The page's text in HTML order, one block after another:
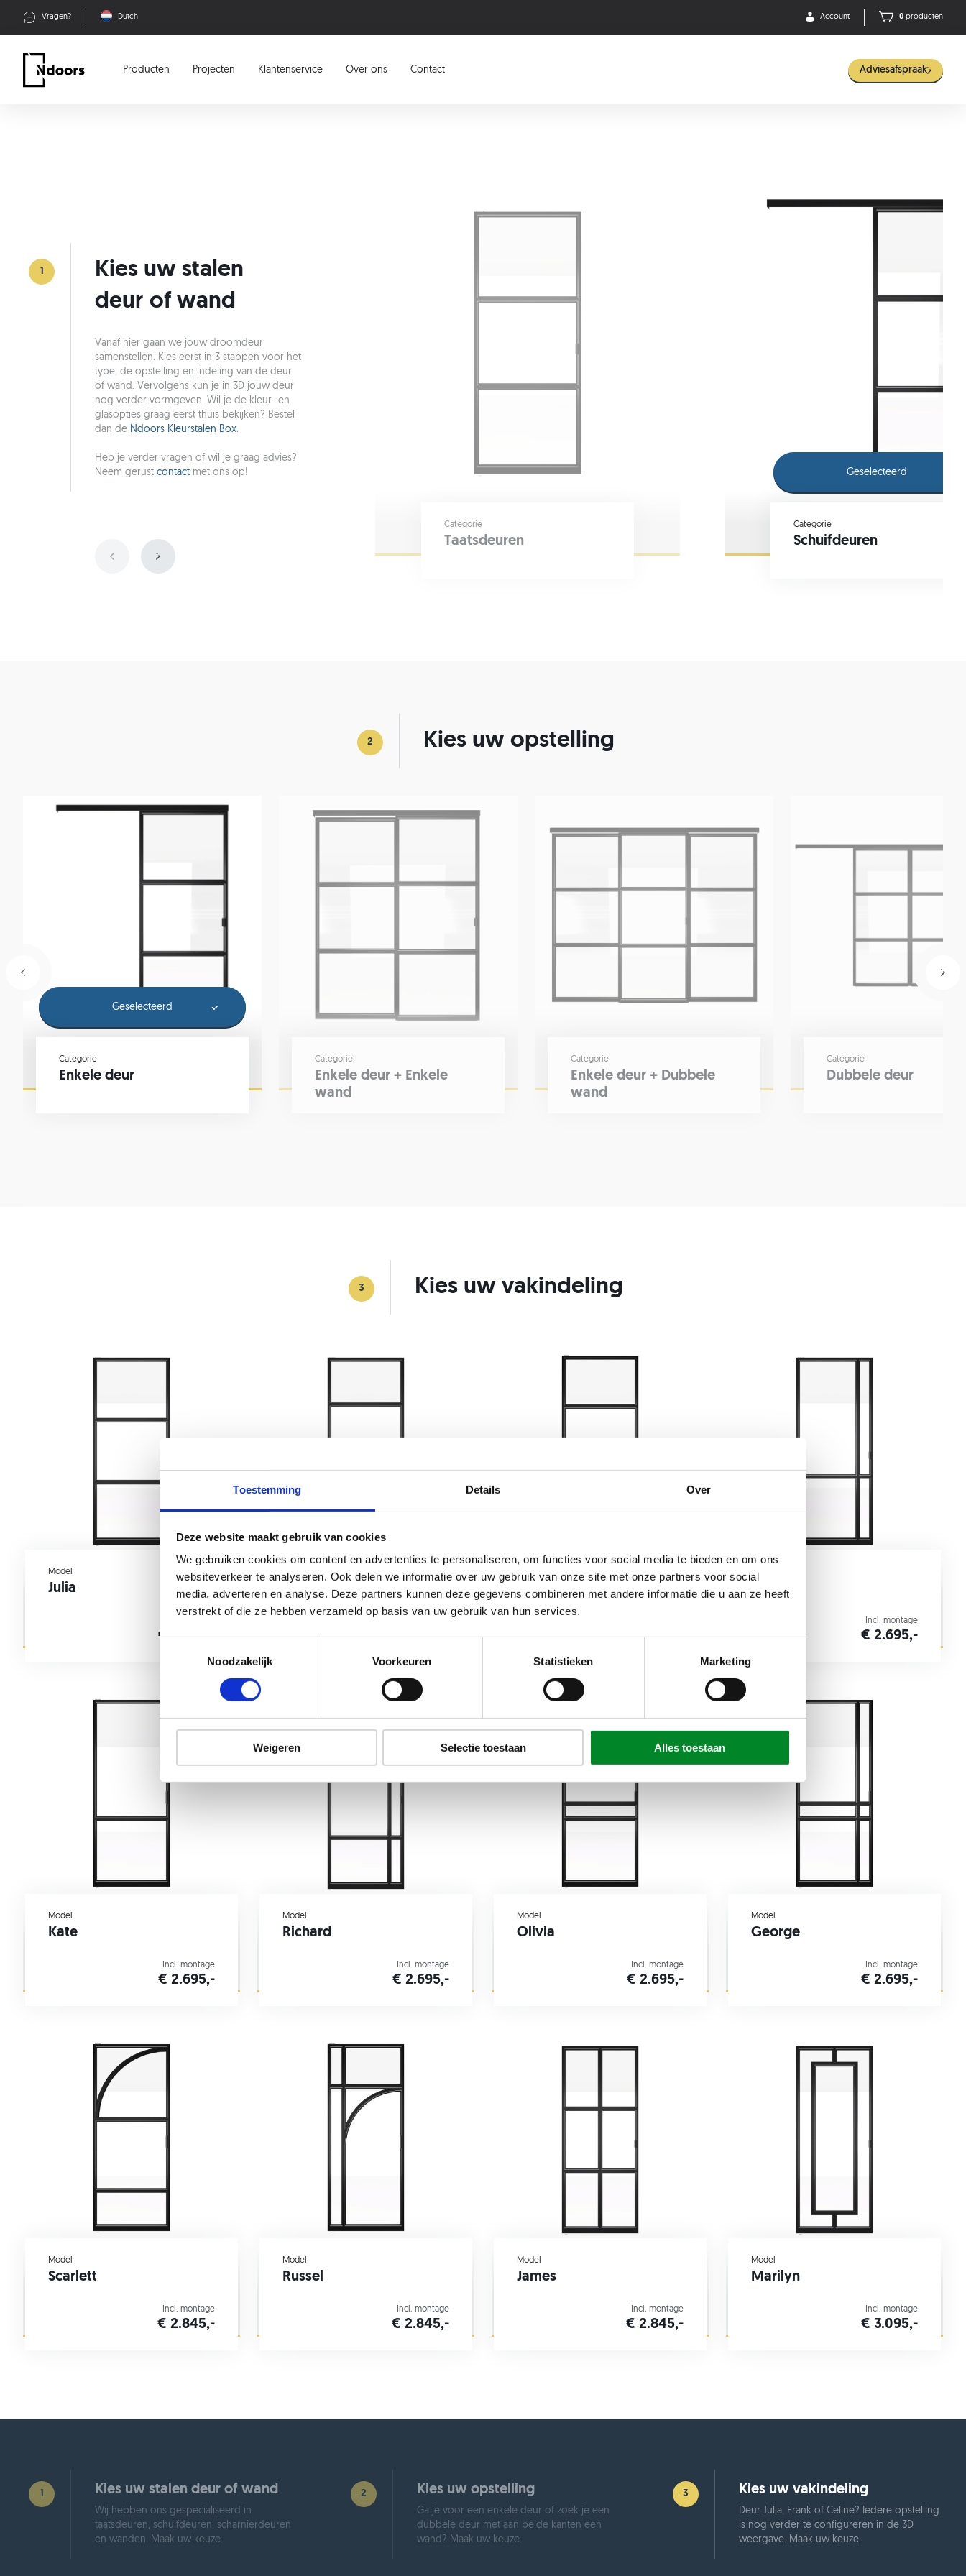
Toestemming Details Over
Deze website maakt gebruik van cookies
We gebruiken cookies om content en advertenties te personaliseren, om functies voor social media te bieden en om ons
websiteverkeer te analyseren. Ook delen we informatie over uw gebruik van onze site met onze partners voor social
media, adverteren en analyse. Deze partners kunnen deze gegevens combineren met andere informatie die u aan ze heeft
verstrekt of die ze hebben verzameld op basis van uw gebruik van hun services.
Noodzakelijk Voorkeuren Statistieken Marketing
Weigeren Selectie toestaan Alles toestaan
Vragen? Dutch Account 0 producten
Producten Projecten Klantenservice Over ons Contact Adviesafspraak
1
Kies uw stalen
deur of wand
Vanaf hier gaan we jouw droomdeur
samenstellen. Kies eerst in 3 stappen voor het
type, de opstelling en indeling van de deur
of wand. Vervolgens kun je in 3D jouw deur
nog verder vormgeven. Wil je de kleur- en
glasopties graag eerst thuis bekijken? Bestel
dan de Ndoors Kleurstalen Box.
Heb je verder vragen of wil je graag advies?
Neem gerust contact met ons op!
Categorie
Taatsdeuren
Geselecteerd
Categorie
Schuifdeuren
2 Kies uw opstelling
Geselecteerd
Categorie
Enkele deur
Categorie
Enkele deur + Enkele
wand
Categorie
Enkele deur + Dubbele
wand
Categorie
Dubbele deur
3 Kies uw vakindeling
Model
Julia
€ 2.695,-
Model
Frank
€ 2.695,-
Model
Emma
€ 2.695,-
Model
Celine
Incl. montage
€ 2.695,-
Model
Kate
Incl. montage
€ 2.695,-
Model
Richard
Incl. montage
€ 2.695,-
Model
Olivia
Incl. montage
€ 2.695,-
Model
George
Incl. montage
€ 2.695,-
Model
Scarlett
Incl. montage
€ 2.845,-
Model
Russel
Incl. montage
€ 2.845,-
Model
James
Incl. montage
€ 2.845,-
Model
Marilyn
Incl. montage
€ 3.095,-
1 Kies uw stalen deur of wand
Wij hebben ons gespecialiseerd in
taatsdeuren, schuifdeuren, scharnierdeuren
en wanden. Maak uw keuze.
2 Kies uw opstelling
Ga je voor een enkele deur of zoek je een
dubbele deur met aan beide kanten een
wand? Maak uw keuze.
3 Kies uw vakindeling
Deur Julia, Frank of Celine? Iedere opstelling
is nog verder te configureren in de 3D
weergave. Maak uw keuze.